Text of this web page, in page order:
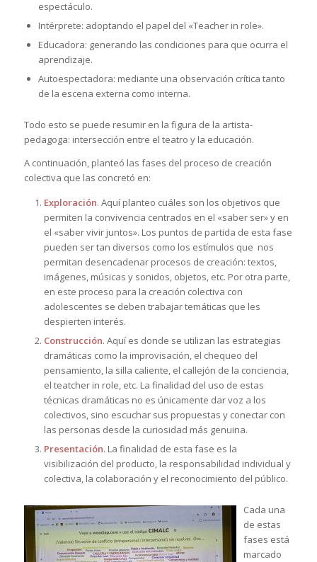
espectáculo.
Intérprete: adoptando el papel del «Teacher in role».
Educadora: generando las condiciones para que ocurra el
aprendizaje.
Autoespectadora: mediante una observación crítica tanto
de la escena externa como interna.
Todo esto se puede resumir en la figura de la artista-
pedagoga: intersección entre el teatro y la educación.
A continuación, planteó las fases del proceso de creación
colectiva que las concretó en:
Exploración. Aquí planteo cuáles son los objetivos que
permiten la convivencia centrados en el «saber ser» y en
el «saber vivir juntos». Los puntos de partida de esta fase
pueden ser tan diversos como los estímulos que nos
permitan desencadenar procesos de creación: textos,
imágenes, músicas y sonidos, objetos, etc. Por otra parte,
en este proceso para la creación colectiva con
adolescentes se deben trabajar temáticas que les
despierten interés.
Construcción. Aquí es donde se utilizan las estrategias
dramáticas como la improvisación, el chequeo del
pensamiento, la silla caliente, el callejón de la conciencia,
el teatcher in role, etc. La finalidad del uso de estas
técnicas dramáticas no es únicamente dar voz a los
colectivos, sino escuchar sus propuestas y conectar con
las personas desde la curiosidad más genuina.
Presentación. La finalidad de esta fase es la
visibilización del producto, la responsabilidad individual y
colectiva, la colaboración y el reconocimiento del público.
Cada una
de estas
fases está
marcado